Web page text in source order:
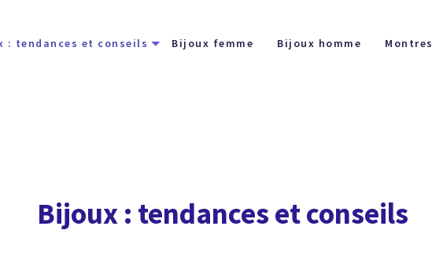
: tendances et conseils Bijoux femme Bijoux homme Montres
Bijoux : tendances et conseils